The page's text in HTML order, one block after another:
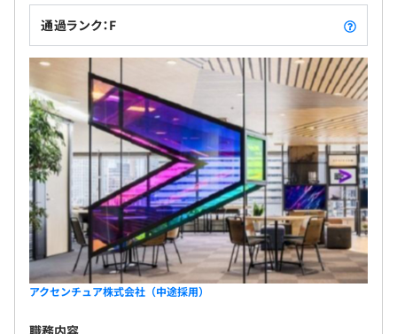
通過ランク：F
アクセンチュア株式会社（中途採用）
職務内容